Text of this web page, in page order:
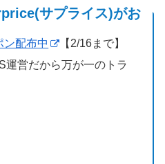
サプライス)がお
ン配布中
【2/16まで】
運営だから万が一のトラ